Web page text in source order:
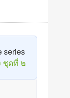
series
ชุดที่ ๒